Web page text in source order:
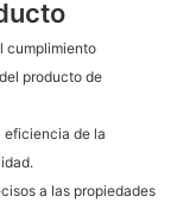
cumplimiento
producto de
eficiencia de la
a las propiedades